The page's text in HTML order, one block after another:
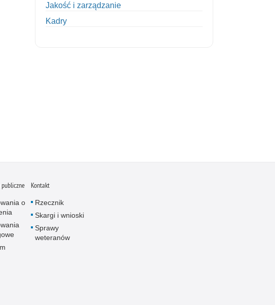
Jakość i zarządzanie
Kadry
Nietrzeźwi kierujący
Nietrzeźwi opiekunowie
o
Kontakt
Rzecznik
Skargi i wnioski
Sprawy
weteranów